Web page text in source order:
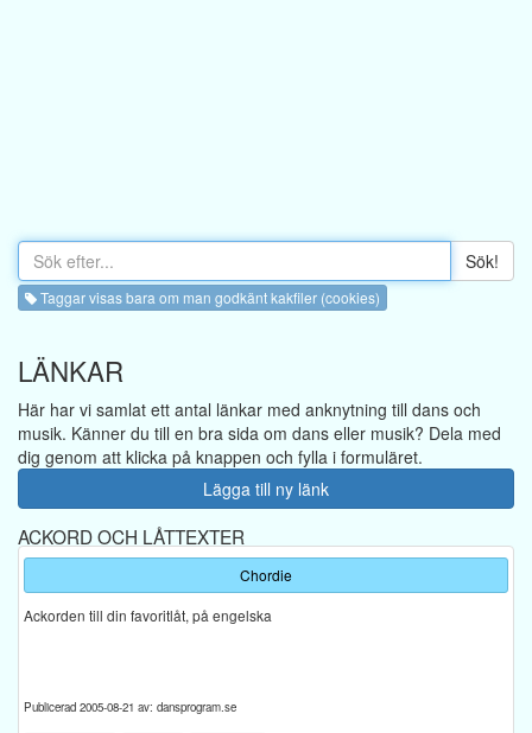
Sök!
Taggar visas bara om man godkänt kakfiler (cookies)
LÄNKAR
Här har vi samlat ett antal länkar med anknytning till dans och
musik. Känner du till en bra sida om dans eller musik? Dela med
dig genom att klicka på knappen och fylla i formuläret.
Lägga till ny länk
ACKORD OCH LÅTTEXTER
Chordie
Ackorden till din favoritlåt, på engelska
Publicerad 2005-08-21 av: dansprogram.se